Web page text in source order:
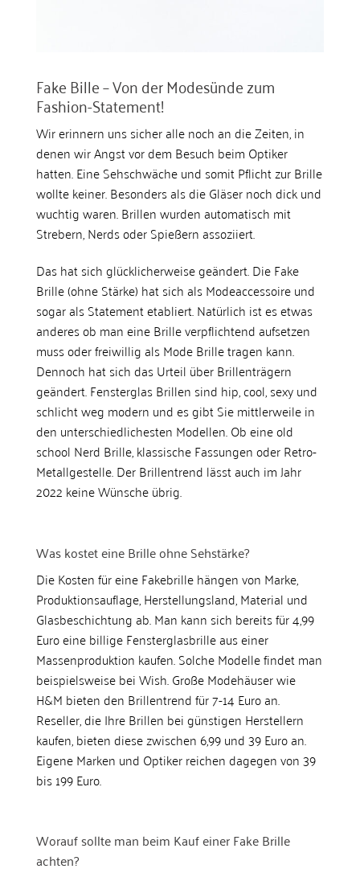
Fake Bille – Von der Modesünde zum
Fashion-Statement!
Wir erinnern uns sicher alle noch an die Zeiten, in
denen wir Angst vor dem Besuch beim Optiker
hatten. Eine Sehschwäche und somit Pflicht zur Brille
wollte keiner. Besonders als die Gläser noch dick und
wuchtig waren. Brillen wurden automatisch mit
Strebern, Nerds oder Spießern assoziiert.
Das hat sich glücklicherweise geändert. Die Fake
Brille (ohne Stärke) hat sich als Modeaccessoire und
sogar als Statement etabliert. Natürlich ist es etwas
anderes ob man eine Brille verpflichtend aufsetzen
muss oder freiwillig als Mode Brille tragen kann.
Dennoch hat sich das Urteil über Brillenträgern
geändert. Fensterglas Brillen sind hip, cool, sexy und
schlicht weg modern und es gibt Sie mittlerweile in
den unterschiedlichesten Modellen. Ob eine old
school Nerd Brille, klassische Fassungen oder Retro-
Metallgestelle. Der Brillentrend lässt auch im Jahr
2022 keine Wünsche übrig.
Was kostet eine Brille ohne Sehstärke?
Die Kosten für eine Fakebrille hängen von Marke,
Produktionsauflage, Herstellungsland, Material und
Glasbeschichtung ab. Man kann sich bereits für 4,99
Euro eine billige Fensterglasbrille aus einer
Massenproduktion kaufen. Solche Modelle findet man
beispielsweise bei Wish. Große Modehäuser wie
H&M bieten den Brillentrend für 7-14 Euro an.
Reseller, die Ihre Brillen bei günstigen Herstellern
kaufen, bieten diese zwischen 6,99 und 39 Euro an.
Eigene Marken und Optiker reichen dagegen von 39
bis 199 Euro.
Worauf sollte man beim Kauf einer Fake Brille
achten?